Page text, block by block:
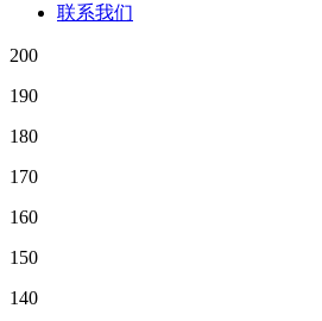
联系我们
200
190
180
170
160
150
140